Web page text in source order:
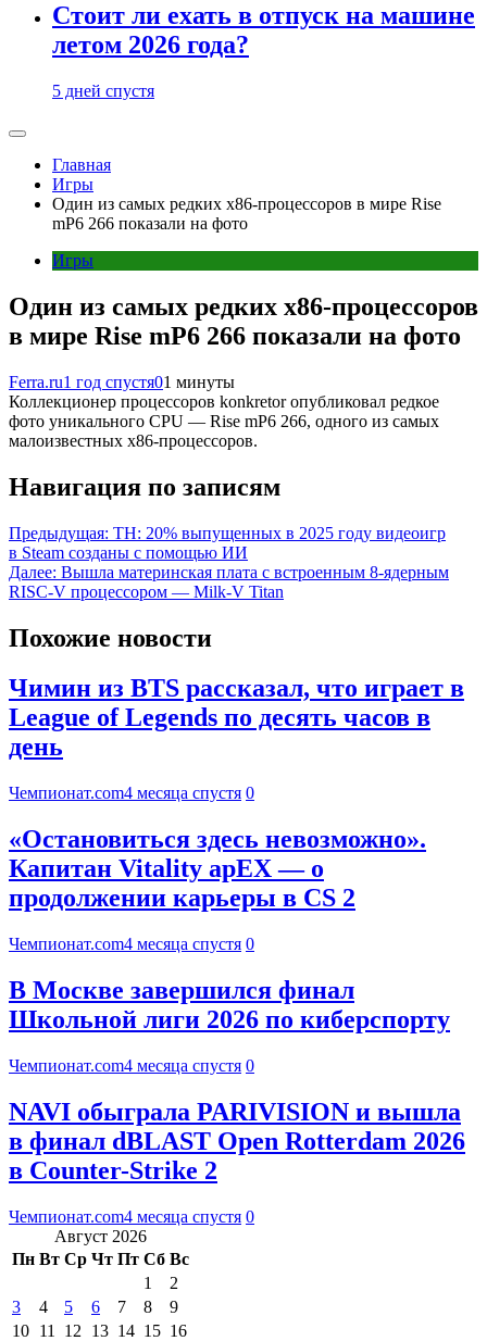
Стоит ли ехать в отпуск на машине
летом 2026 года?
5 дней спустя
Главная
Игры
Один из самых редких x86-процессоров в мире Rise
mP6 266 показали на фото
Игры
Один из самых редких x86-процессоров
в мире Rise mP6 266 показали на фото
Ferra.ru1 год спустя01 минуты
Коллекционер процессоров konkretor опубликовал редкое
фото уникального CPU — Rise mP6 266, одного из самых
малоизвестных x86-процессоров.
Навигация по записям
Предыдущая: TH: 20% выпущенных в 2025 году видеоигр
в Steam созданы с помощью ИИ
Далее: Вышла материнская плата с встроенным 8-ядерным
RISC-V процессором — Milk-V Titan
Похожие новости
Чимин из BTS рассказал, что играет в
League of Legends по десять часов в
день
Чемпионат.com4 месяца спустя 0
«Остановиться здесь невозможно».
Капитан Vitality apEX — о
продолжении карьеры в CS 2
Чемпионат.com4 месяца спустя 0
В Москве завершился финал
Школьной лиги 2026 по киберспорту
Чемпионат.com4 месяца спустя 0
NAVI обыграла PARIVISION и вышла
в финал dBLAST Open Rotterdam 2026
в Counter-Strike 2
Чемпионат.com4 месяца спустя 0
Август 2026
Пн Вт Ср Чт Пт Сб Вс
1
2
3
4 5 6 7 8
9
10 11 12 13 14 15 16